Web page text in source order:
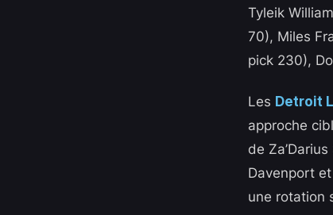
Tyleik
70), Miles
pick 230),
Les Detroit
approche
de
Davenport
une rotation